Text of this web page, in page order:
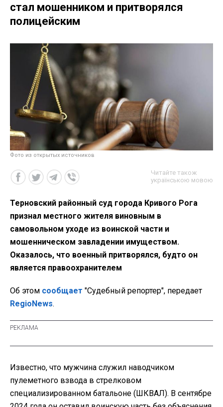
стал мошенником и притворялся
полицейским
Фото из открытых источников
Читайте також
українською мовою
Терновский районный суд города Кривого Рога
признал местного жителя виновным в
самовольном уходе из воинской части и
мошенническом завладении имуществом.
Оказалось, что военный притворялся, будто он
является правоохранителем
Об этом сообщает "Судебный репортер", передает
RegioNews.
Известно, что мужчина служил наводчиком
пулеметного взвода в стрелковом
специализированном батальоне (ШКВАЛ). В сентябре